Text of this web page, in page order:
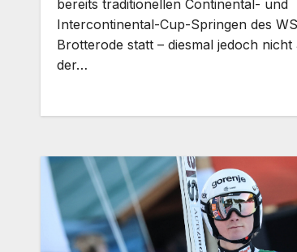
bereits traditionellen Continental- und
Intercontinental-Cup-Springen des
Brotterode statt – diesmal jedoch nicht
der…